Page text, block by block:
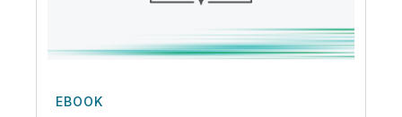
EBOOK